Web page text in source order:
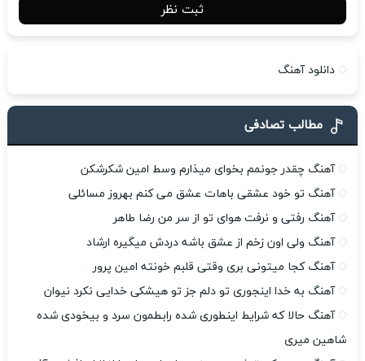
ثبت نظر
دانلود آهنگ
مطالب تصادفی
آهنگ چقدر جونمم بخوای میذارم وسط امین شکرشکن
آهنگ تو خود عشقی باهات عشق می کنم بهروز مسائلی
آهنگ رفتی و نرفت هوای تو از سر من رضا طاهر
آهنگ ولی اون زخم از عشق باشه دردش میگیره ارشاد
آهنگ کجا میتونی بری وقتی قلبم خونته امین پرور
آهنگ به خدا اینجوری تو دلم جز تو هیشکی خدایی نکرد نیوان
آهنگ حالا که شرایط اینطوری شده رابطمون سرد و بیخودی شده
شاهین میری